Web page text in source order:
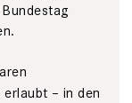
– in den